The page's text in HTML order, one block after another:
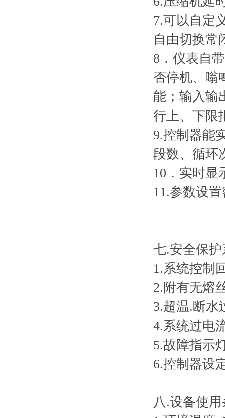
7.可以自定
自由切换常
8．仪表自
否停机、嗡
能；输入输
行上、下限
9.控制器能
段数、循环
10．实时显
11.参数设
七.安全保
1.系统控制
2.附有无熔
3.超温.断水
4.系统过电
5.故障指示
6.控制器设
八.设备使